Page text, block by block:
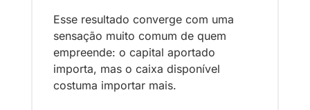
Esse resultado converge com uma
sensação muito comum de quem
empreende: o capital aportado
importa, mas o caixa disponível
costuma importar mais.